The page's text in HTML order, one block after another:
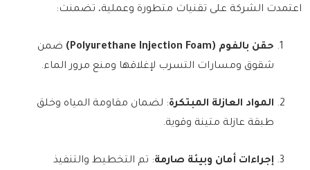
اعتمدت الشركة على تقنيات متطورة وعملية، تضمنت:
حقن بالفوم (Polyurethane Injection Foam)
ضمن
شقوق ومسارات التسرب لإغلاقها ومنع مرور الماء.
المواد العازلة المبتكرة: لضمان مقاومة المياه وخلق
طبقة عازلة متينة وقوية.
إجراءات أمان وبيئة صارمة: تم التخطيط والتنفيذ